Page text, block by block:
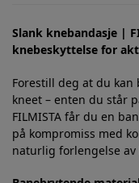
Slank knebandasje |
knebeskyttelse for
Forestill deg at du
kneet – enten du står
FILMISTA får du en
på kompromiss med
naturlig forlengelse av